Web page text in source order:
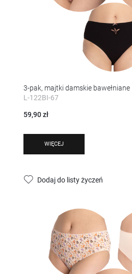
3-pak, majtki damskie bawełniane
L-122BI-67
59,90 zł
WIĘCEJ
Dodaj do listy życzeń